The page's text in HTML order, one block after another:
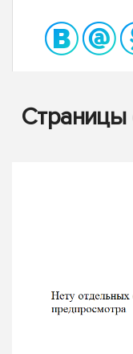
Страницы